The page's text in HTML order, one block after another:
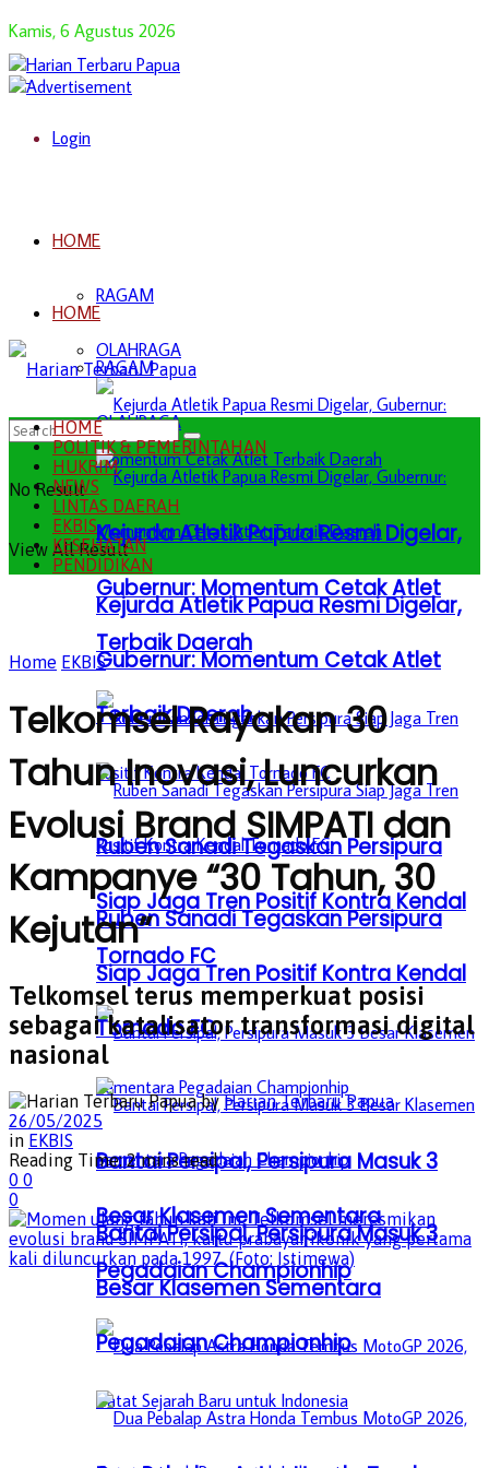
Kamis, 6 Agustus 2026
Login
HOME
RAGAM
OLAHRAGA
Kejurda Atletik Papua Resmi Digelar,
Gubernur: Momentum Cetak Atlet
Terbaik Daerah
Ruben Sanadi Tegaskan Persipura
Siap Jaga Tren Positif Kontra Kendal
Tornado FC
Bantai Persipal, Persipura Masuk 3
Besar Klasemen Sementara
Pegadaian Championhip
HOME
RAGAM
OLAHRAGA
Kejurda Atletik Papua Resmi Digelar,
Gubernur: Momentum Cetak Atlet
Terbaik Daerah
Ruben Sanadi Tegaskan Persipura
Siap Jaga Tren Positif Kontra Kendal
Tornado FC
Bantai Persipal, Persipura Masuk 3
Besar Klasemen Sementara
Pegadaian Championhip
No Result
View All Result
HOME
POLITIK & PEMERINTAHAN
HUKRIM
NEWS
LINTAS DAERAH
EKBIS
KESEHATAN
PENDIDIKAN
Home EKBIS
Telkomsel Rayakan 30
Tahun Inovasi, Luncurkan
Evolusi Brand SIMPATI dan
Kampanye “30 Tahun, 30
Kejutan”
Telkomsel terus memperkuat posisi
sebagai katalisator transformasi digital
nasional
by Harian Terbaru Papua
26/05/2025
in EKBIS
Reading Time: 2 mins read
0 0
0